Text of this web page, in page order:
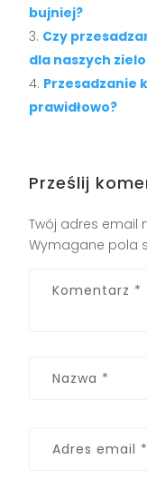
bujniej?
Czy
dla naszych
Przesadzanie
prawidłowo?
Prześlij
Twój adres email
Wymagane pola